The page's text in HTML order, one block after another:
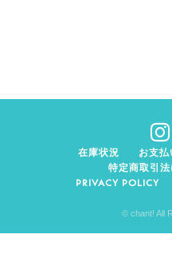
在庫状況
お支
特定商取引
PRIVACY POLICY
© chant! All